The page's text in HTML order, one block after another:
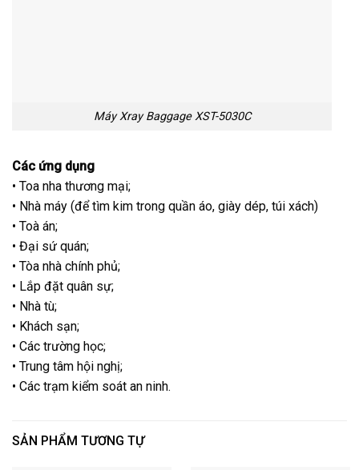
Máy Xray Baggage XST-5030C
Các ứng dụng
• Toa nha thương mại;
• Nhà máy (để tìm kim trong quần áo, giày dép, túi xách)
• Toà án;
• Đại sứ quán;
• Tòa nhà chính phủ;
• Lắp đặt quân sự;
• Nhà tù;
• Khách sạn;
• Các trường học;
• Trung tâm hội nghị;
• Các trạm kiểm soát an ninh.
SẢN PHẨM TƯƠNG TỰ